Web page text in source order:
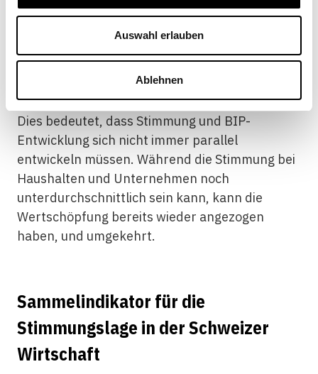
Auswahl erlauben
Ablehnen
erholte. Der BIP-Verlauf war in diesem
Jahreshälfte 2015 im Einklang mit dem
Sammelindikator, danach hingegen scheint sich
die Realwirtschaft besser entwickelt zu haben,
als es der Sammelindikator angedeutet hat.
Dies bedeutet, dass Stimmung und BIP-
Entwicklung sich nicht immer parallel
entwickeln müssen. Während die Stimmung bei
Haushalten und Unternehmen noch
unterdurchschnittlich sein kann, kann die
Wertschöpfung bereits wieder angezogen
haben, und umgekehrt.
Sammelindikator für die
Stimmungslage in der Schweizer
Wirtschaft